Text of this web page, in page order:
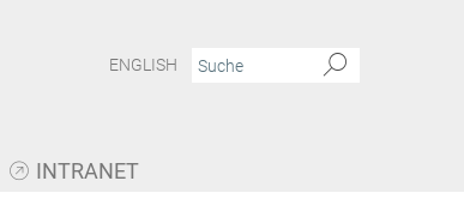
ENGLISH
INTRANET